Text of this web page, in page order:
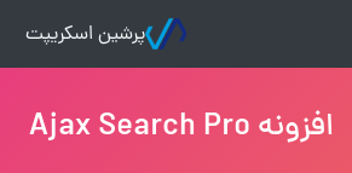
پرشین اسکریپت
افزونه Ajax Search Pro